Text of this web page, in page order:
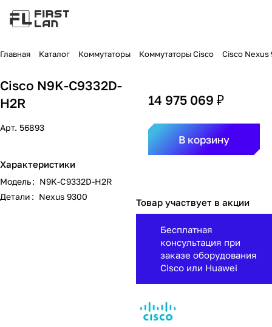
Главная Каталог Коммутаторы Коммутаторы Cisco Cisco Nexus
Cisco N9K-C9332D-
H2R
Арт. 56893
Характеристики
Модель: N9K-C9332D-H2R
Детали: Nexus 9300
14 975 069 ₽
В корзину
Товар участвует в акции
Бесплатная
консультация при
заказе оборудования
Cisco или Huawei